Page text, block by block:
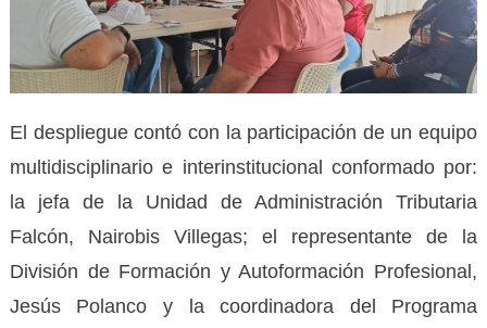
El despliegue contó con la participación de un equipo
multidisciplinario e interinstitucional conformado por:
la jefa de la Unidad de Administración Tributaria
Falcón, Nairobis Villegas; el representante de la
División de Formación y Autoformación Profesional,
Jesús Polanco y la coordinadora del Programa